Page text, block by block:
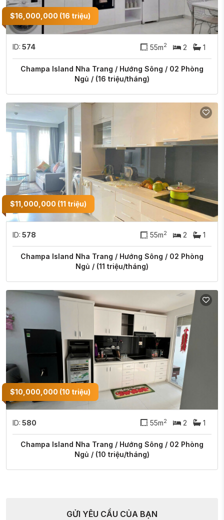
$16,000,000 (16 triệu)
ID: 574 55m2 2 1
Champa Island Nha Trang / Hướng Sông / 02 Phòng
Ngủ / (16 triệu/tháng)
$11,000,000 (11 triệu)
ID: 578 55m2 2 1
Champa Island Nha Trang / Hướng Sông / 02 Phòng
Ngủ / (11 triệu/tháng)
$10,000,000 (10 triệu)
ID: 580 55m2 2 1
Champa Island Nha Trang / Hướng Sông / 02 Phòng
Ngủ / (10 triệu/tháng)
GỬI YÊU CẦU CỦA BẠN